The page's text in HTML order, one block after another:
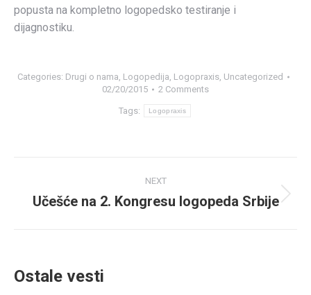
popusta na kompletno logopedsko testiranje i
dijagnostiku.
Categories: Drugi o nama, Logopedija, Logopraxis, Uncategorized
02/20/2015
2 Comments
Tags: Logopraxis
navigation
NEXT
Next
Učešće na 2. Kongresu logopeda Srbije
Ostale vesti